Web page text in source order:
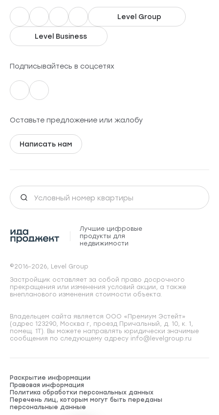
Level Group
Level Business
Подписывайтесь в соцсетях
Оставьте предложение или жалобу
Написать нам
Лучшие цифровые
продукты для
недвижимости
©2016-2026, Level Group
Застройщик оставляет за собой право досрочного
прекращения или изменения условий акции, а также
внепланового изменения стоимости объекта.
Владельцем сайта является ООО «Премиум Эстейт»
(адрес 123290, Москва г, проезд Причальный, д. 10, к. 1,
помещ. 1Т). Вы можете направлять юридически значимые
сообщения по следующему адресу info@levelgroup.ru
Раскрытие информации
Правовая информация
Политика обработки персональных данных
Перечень лиц, которым могут быть переданы
персональные данные